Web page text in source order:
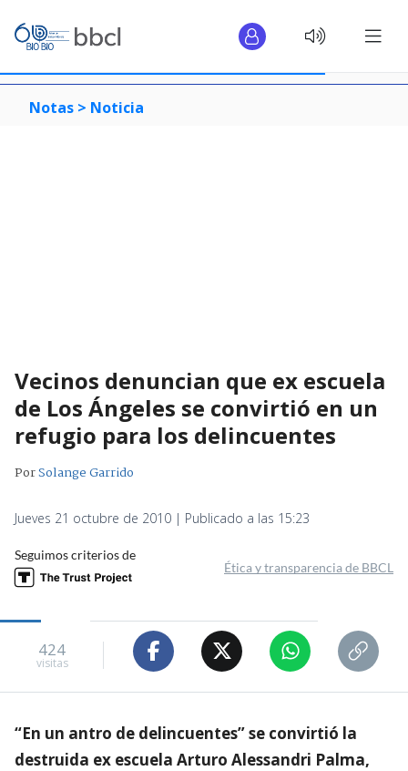
Notas > Noticia
Vecinos denuncian que ex escuela
de Los Ángeles se convirtió en un
refugio para los delincuentes
PorSolange Garrido
Jueves 21 octubre de 2010 | Publicado a las 15:23
Seguimos criterios de
Ética y transparencia de BBCL
424
visitas
“En un antro de delincuentes” se convirtió la
destruida ex escuela Arturo Alessandri Palma,